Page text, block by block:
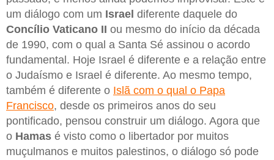
um diálogo com um Israel diferente daquele do
Concílio Vaticano II ou mesmo do início da década
de 1990, com o qual a Santa Sé assinou o acordo
fundamental. Hoje Israel é diferente e a relação entre
o Judaísmo e Israel é diferente. Ao mesmo tempo,
também é diferente o Islã com o qual o Papa
Francisco, desde os primeiros anos do seu
pontificado, pensou construir um diálogo. Agora que
o Hamas é visto como o libertador por muitos
muçulmanos e muitos palestinos, o diálogo só pode